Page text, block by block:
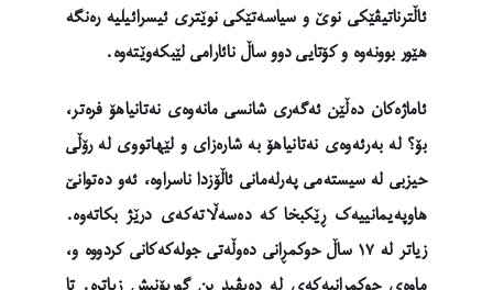
ئاڵترناتیڤێکی نوێ و سیاسەتێکی نوێتری ئیسرائیلیە رەنگە
هێور بوونەوە و کۆتایی دوو ساڵ نائارامی لێبکەوێتەوە.
ئاماژەکان دەڵێن ئەگەری شانسی مانەوەی نەتانیاهۆ فرەتر،
بۆ؟ لە بەرئەوەی نەتانیاهۆ بە شارەزای و لێهاتووی لە رۆڵی
حیزبی لە سیستەمی پەرلەمانی ئاڵۆزدا ناسراوە، ئەو دەتوانێ
هاوپەیمانییەک ڕێکبخا کە دەسەڵاتەکەی درێژ بکاتەوە.
زیاتر لە ١٧ ساڵ حوکمڕانی دەوڵەتی جولەکەکانی کردووە و،